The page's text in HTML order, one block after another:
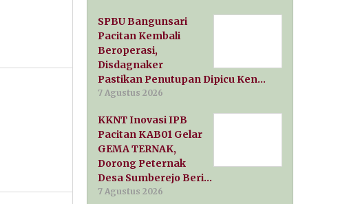
SPBU Bangunsari
Pacitan Kembali
Beroperasi,
Disdagnaker
Pastikan Penutupan Dipicu Ken…
7 Agustus 2026
KKNT Inovasi IPB
Pacitan KAB01 Gelar
GEMA TERNAK,
Dorong Peternak
Desa Sumberejo Beri…
7 Agustus 2026